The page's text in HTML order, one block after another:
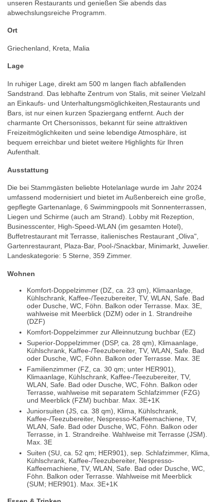
unseren Restaurants und genießen Sie abends das
abwechslungsreiche Programm.
Ort
Griechenland, Kreta, Malia
Lage
In ruhiger Lage, direkt am 500 m langen flach abfallenden
Sandstrand. Das lebhafte Zentrum von Stalis, mit seiner Vielzahl
an Einkaufs- und Unterhaltungsmöglichkeiten,Restaurants und
Bars, ist nur einen kurzen Spaziergang entfernt. Auch der
charmante Ort Chersonissos, bekannt für seine attraktiven
Freizeitmöglichkeiten und seine lebendige Atmosphäre, ist
bequem erreichbar und bietet weitere Highlights für Ihren
Aufenthalt.
Ausstattung
Die bei Stammgästen beliebte Hotelanlage wurde im Jahr 2024
umfassend modernisiert und bietet im Außenbereich eine große,
gepflegte Gartenanlage, 6 Swimmingpools mit Sonnenterrassen,
Liegen und Schirme (auch am Strand). Lobby mit Rezeption,
Businesscenter, High-Speed-WLAN (im gesamten Hotel),
Buffetrestaurant mit Terrasse, italienisches Restaurant „Oliva",
Gartenrestaurant, Plaza-Bar, Pool-/Snackbar, Minimarkt, Juwelier.
Landeskategorie: 5 Sterne, 359 Zimmer.
Wohnen
Komfort-Doppelzimmer (DZ, ca. 23 qm), Klimaanlage,
Kühlschrank, Kaffee-/Teezubereiter, TV, WLAN, Safe. Bad
oder Dusche, WC, Föhn. Balkon oder Terrasse. Max. 3E,
wahlweise mit Meerblick (DZM) oder in 1. Strandreihe
(DZF)
Komfort-Doppelzimmer zur Alleinnutzung buchbar (EZ)
Superior-Doppelzimmer (DSP, ca. 28 qm), Klimaanlage,
Kühlschrank, Kaffee-/Teezubereiter, TV, WLAN, Safe. Bad
oder Dusche, WC, Föhn. Balkon oder Terrasse. Max. 3E
Familienzimmer (FZ, ca. 30 qm; unter HER901),
Klimaanlage, Kühlschrank, Kaffee-/Teezubereiter, TV,
WLAN, Safe. Bad oder Dusche, WC, Föhn. Balkon oder
Terrasse, wahlweise mit separatem Schlafzimmer (FZG)
und Meerblick (FZM) buchbar. Max. 3E+1K
Juniorsuiten (JS, ca. 38 qm), Klima, Kühlschrank,
Kaffee-/Teezubereiter, Nespresso-Kaffeemachiene, TV,
WLAN, Safe. Bad oder Dusche, WC, Föhn. Balkon oder
Terrasse, in 1. Strandreihe. Wahlweise mit Terrasse (JSM).
Max. 3E
Suiten (SU, ca. 52 qm; HER901), sep. Schlafzimmer, Klima,
Kühlschrank, Kaffee-/Teezubereiter, Nespresso-
Kaffeemachiene, TV, WLAN, Safe. Bad oder Dusche, WC,
Föhn. Balkon oder Terrasse. Wahlweise mit Meerblick
(SUM; HER901). Max. 3E+1K